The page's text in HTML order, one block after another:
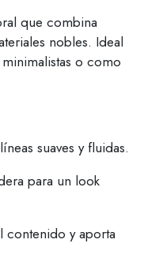
que combina
nobles. Ideal
o como
suaves y fluidas.
para un look
contenido y aporta